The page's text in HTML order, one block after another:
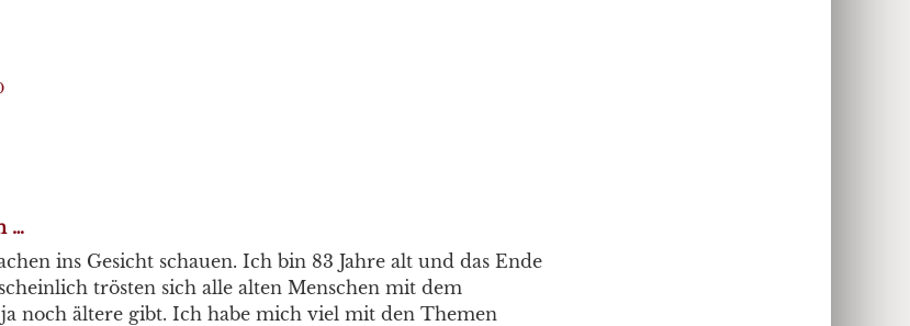
…
ins Gesicht schauen. Ich bin 83 Jahre alt und das Ende
trösten sich alle alten Menschen mit dem
ja noch ältere gibt. Ich habe mich viel mit den Themen